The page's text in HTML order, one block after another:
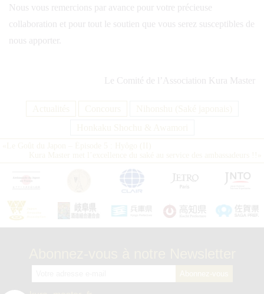
Nous vous remercions par avance pour votre précieuse
collaboration et pour tout le soutien que vous serez susceptibles de
nous apporter.
Le Comité de l’Association Kura Master